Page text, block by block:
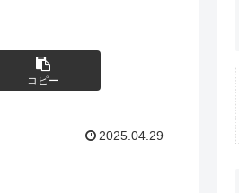
コピー
2025.04.29